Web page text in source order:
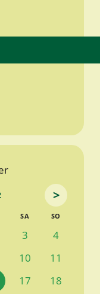
>
SA SO
3
4
10
11
17
18